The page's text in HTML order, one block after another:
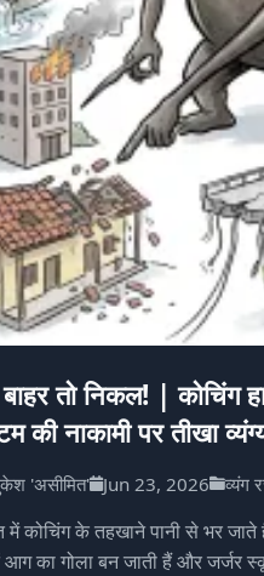
बाहर तो निकल! | कोचिंग
की नाकामी पर तीखा
'असीमित' Jun 23, 2026 व्यंग
में कोचिंग के तहखाने पानी से भर जाते
आग का गोला बन जाती हैं और जर्जर